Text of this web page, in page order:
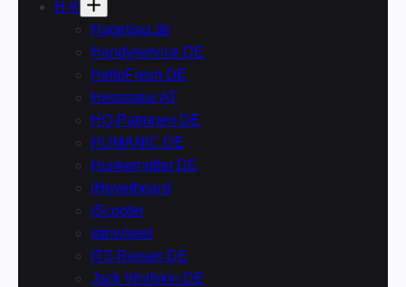
H-K
Hagebau.de
Handyservice DE
HelloFresh DE
Hessnatur AT
HQ-Patronen DE
HUMANIC DE
Hunkemoller DE
iHoverboard
iScooter
isinwheel
ITS Reisen DE
Jack Wolfskin DE